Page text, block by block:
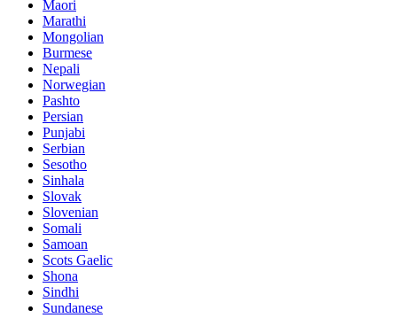
Maori
Marathi
Mongolian
Burmese
Nepali
Norwegian
Pashto
Persian
Punjabi
Serbian
Sesotho
Sinhala
Slovak
Slovenian
Somali
Samoan
Scots Gaelic
Shona
Sindhi
Sundanese